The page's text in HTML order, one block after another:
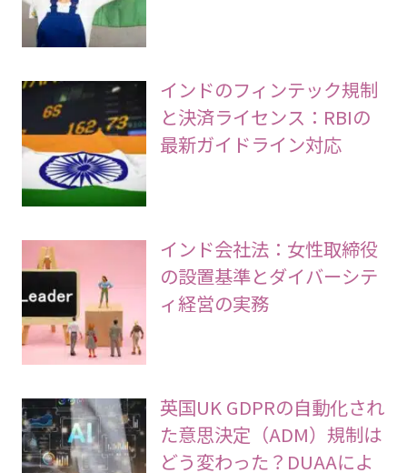
インドのフィンテック規制
と決済ライセンス：RBIの
最新ガイドライン対応
インド会社法：女性取締役
の設置基準とダイバーシテ
ィ経営の実務
英国UK GDPRの自動化され
た意思決定（ADM）規制は
どう変わった？DUAAによ